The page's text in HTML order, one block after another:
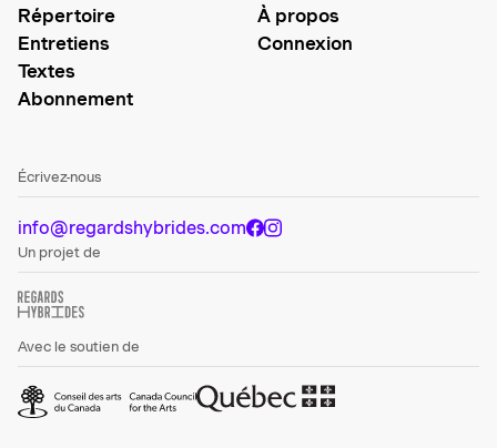
Répertoire
Entretiens
Textes
Abonnement
À propos
Connexion
Écrivez-nous
info@regardshybrides.com
Un projet de
Avec le soutien de